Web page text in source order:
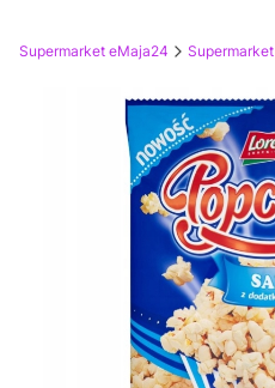
Supermarket eMaja24 Supermarket